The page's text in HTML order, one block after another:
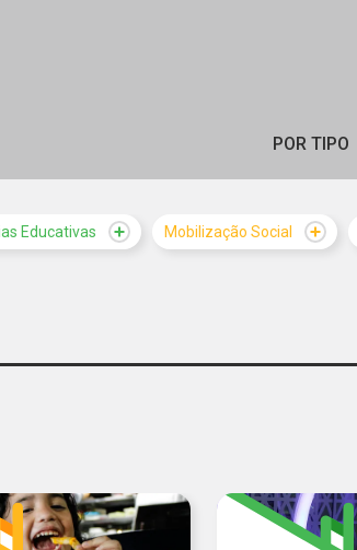
POR TIPO
LANDPAGE
PODCAST
Educativas Mobilização Social